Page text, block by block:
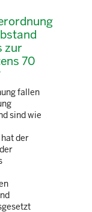
zur
70
fallen
sind wie
der